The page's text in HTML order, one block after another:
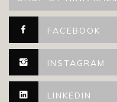
FACEBOOK
INSTAGRAM
LINKEDIN